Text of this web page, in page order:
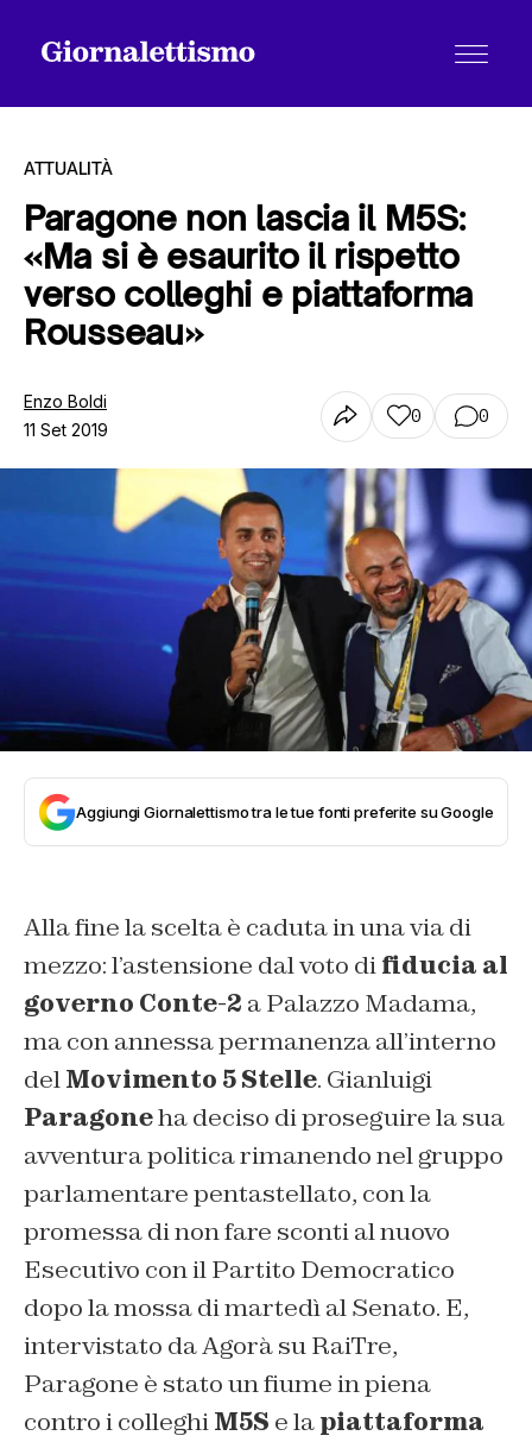
Tutti gli articoli
ATTUALITÀ
Paragone non lascia il M5S:
«Ma si è esaurito il rispetto
verso colleghi e piattaforma
Rousseau»
Enzo Boldi
11 Set 2019
0 0
Aggiungi Giornalettismo tra le tue fonti preferite su Google
Alla fine la scelta è caduta in una via di
mezzo: l’astensione dal voto difiducia al
governo Conte-2 a Palazzo Madama,
ma con annessa permanenza all’interno
delMovimento 5 Stelle. Gianluigi
Paragoneha deciso di proseguire la sua
avventura politica rimanendo nel gruppo
parlamentare pentastellato, con la
promessa di non fare sconti al nuovo
Esecutivo con il Partito Democratico
dopo la mossa di martedì al Senato. E,
intervistato da Agorà su RaiTre,
Paragone è stato un fiume in piena
contro i colleghiM5S e lapiattaforma